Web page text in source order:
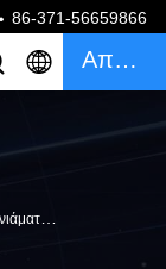
86-371-56659866
Απόσπασμα